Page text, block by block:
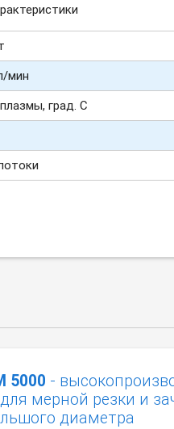
мин
град. С
5000 -
мерной резки и
диаметра